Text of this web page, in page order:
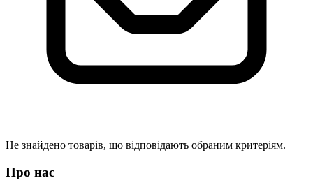
Не знайдено товарів, що відповідають обраним критеріям.
Про нас